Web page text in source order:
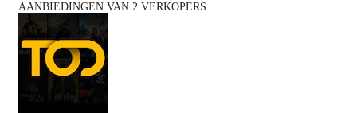
AANBIEDINGEN VAN 2 VERKOPERS